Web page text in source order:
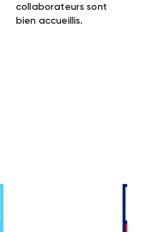
collaborateurs sont
bien accueillis.